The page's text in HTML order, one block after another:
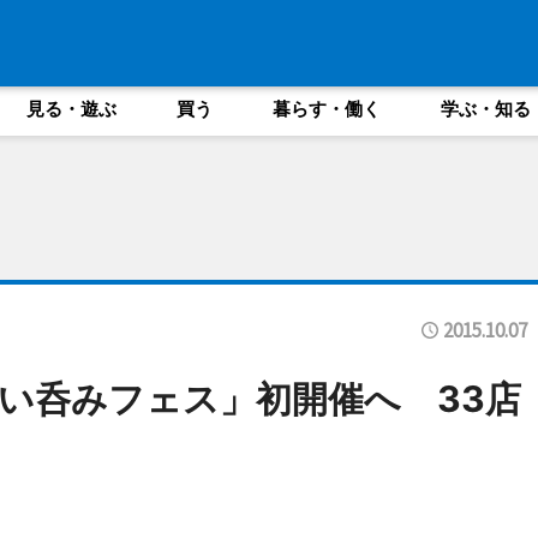
見る・遊ぶ 買う 暮らす・働く 学ぶ・知る
2015.10.07
呑みフェス」初開催へ 33店